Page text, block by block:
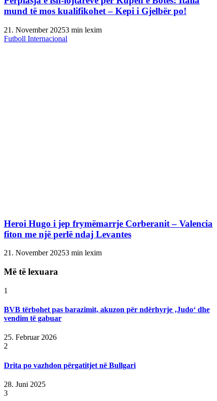
mund të mos kualifikohet – Kepi i Gjelbër po!
21. November 20253 min lexim
Futboll Internacional
Heroi Hugo i jep frymëmarrje Corberanit – Valencia
fiton me një perlë ndaj Levantes
21. November 20253 min lexim
Më të lexuara
1
BVB tërbohet pas barazimit, akuzon për ndërhyrje ‚Judo‘ dhe
vendim të gabuar
25. Februar 2026
2
Drita po vazhdon përgatitjet në Bullgari
28. Juni 2025
3